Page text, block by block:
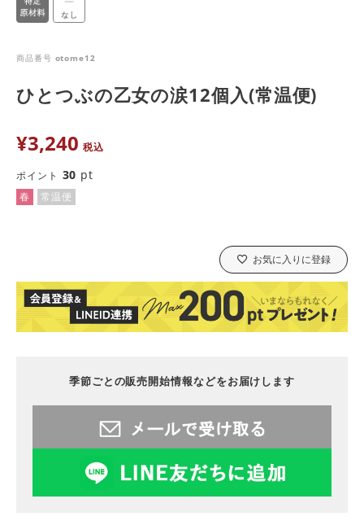
商品番号 otome12
ひとつぶの乙女の涙12個入(常温便)
¥3,240 税込
ポイント 30 pt
春 常温便
お気に入りに登録
季節ごとの販売開始情報などをお届けします